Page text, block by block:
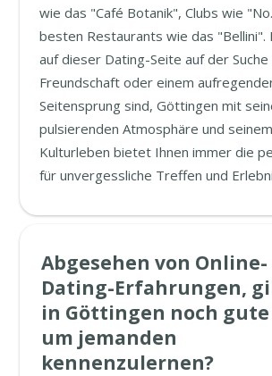
wie das "Café Botanik", Clubs wie
besten Restaurants wie das "Bellini".
auf dieser Dating-Seite auf der Suche
Freundschaft oder einem
Seitensprung sind, Göttingen mit
pulsierenden Atmosphäre und
Kulturleben bietet Ihnen immer die
für unvergessliche Treffen und
Abgesehen von Online-
Dating-Erfahrungen,
in Göttingen noch
um jemanden
kennenzulernen?